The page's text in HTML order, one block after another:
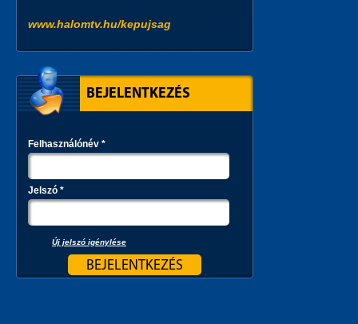
www.halomtv.hu/kepujsag
BEJELENTKEZÉS
Felhasználónév *
Jelszó *
Új jelszó igénylése